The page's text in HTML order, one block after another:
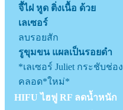
จี้ไฝ หูด ติ่งเนื้อ ด้วย
เลเซอร์
ลบรอยสัก
รูขุมขน แผลเป็นรอยดำ
*เลเซอร์ Juliet กระชับช่อง
คลอด*ใหม่*
HIFU ไฮฟู RF ลดน้ำหนัก